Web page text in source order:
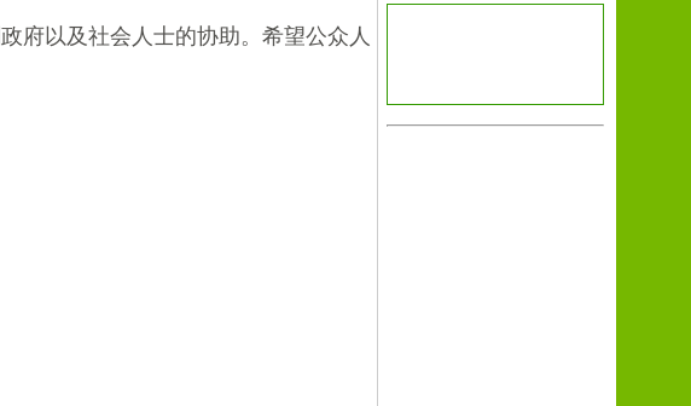
府以及社会人士的协助。希望公众人